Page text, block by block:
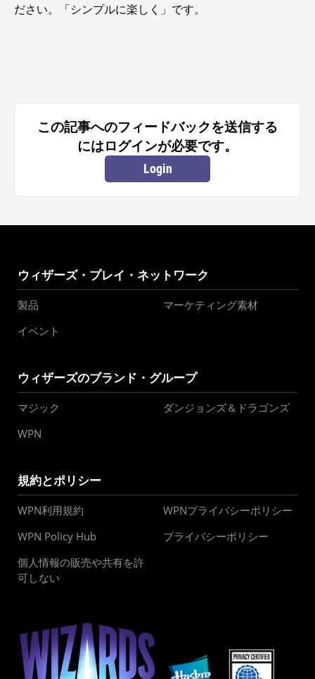
ださい。「シンプルに楽しく」です。
この記事へのフィードバックを送信する
にはログインが必要です。
Login
ウィザーズ・プレイ・ネットワーク
製品
マーケティング素材
イベント
ウィザーズのブランド・グループ
マジック
ダンジョンズ＆ドラゴンズ
WPN
規約とポリシー
WPN利用規約
WPNプライバシーポリシー
WPN Policy Hub
プライバシーポリシー
個人情報の販売や共有を許
可しない